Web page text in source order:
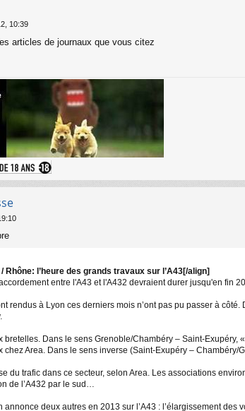
10:39
articles de journaux que vous citez
Rhône: l’heure des grands travaux sur l’A43[/align]
entre l'A43 et l'A432 devraient durer jusqu'en fin
rendus à Lyon ces derniers mois n’ont pas pu passer à
bretelles. Dans le sens Grenoble/Chambéry – Saint-
Area. Dans le sens inverse (Saint-Exupéry – Chambéry/
du trafic dans ce secteur, selon Area. Les associations
de l’A432 par le sud…
annonce deux autres en 2013 sur l’A43 : l’élargissement